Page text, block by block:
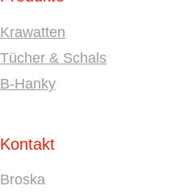
Krawatten
Tücher & Schals
B-Hanky
Kontakt
Broska